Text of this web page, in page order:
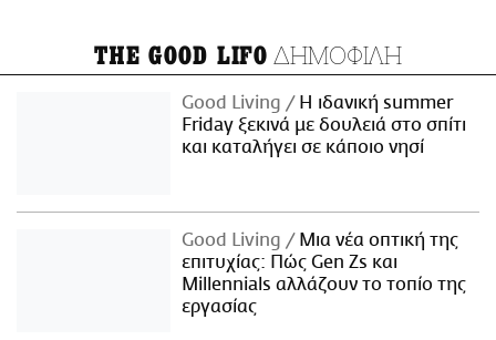
THE GOOD LIFO ΔΗΜΟΦΙΛΗ
Good Living
Η ιδανική summer
Friday ξεκινά με δουλειά στο σπίτι
και καταλήγει σε κάποιο νησί
Good Living
Μια νέα οπτική της
επιτυχίας: Πώς Gen Zs και
Millennials αλλάζουν το τοπίο της
εργασίας